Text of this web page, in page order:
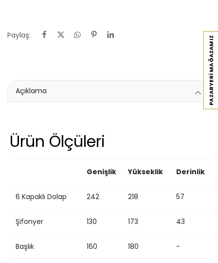
PAZARYERI MAĞAZAMIZ
Paylaş:
Açıklama
Ürün Ölçüleri
Genişlik Yükseklik Derinlik
6 Kapaklı Dolap 242 218 57
Şifonyer 130 173 43
Başlık 160 180 -